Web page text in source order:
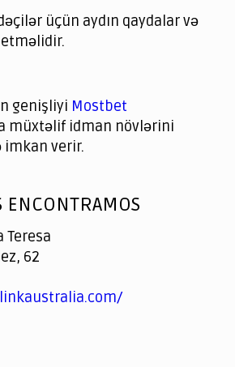
login
롯online
üçün aydın qaydalar və
genişliyi Mostbet
müxtəlif idman növlərini
imkan verir.
ENCONTRAMOS
Teresa
62